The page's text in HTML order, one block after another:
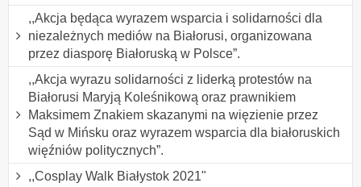
,,Akcja będąca wyrazem wsparcia i solidarności dla
niezależnych mediów na Białorusi, organizowana
przez diasporę Białoruską w Polsce”.
,,Akcja wyrazu solidarności z liderką protestów na
Białorusi Maryją Koleśnikową oraz prawnikiem
Maksimem Znakiem skazanymi na więzienie przez
Sąd w Mińsku oraz wyrazem wsparcia dla białoruskich
więźniów politycznych”.
,,Cosplay Walk Białystok 2021"